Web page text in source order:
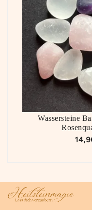
Wassersteine